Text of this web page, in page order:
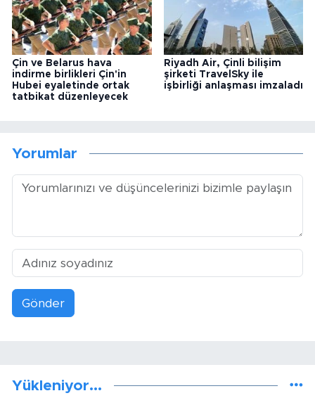
Çin ve Belarus hava
indirme birlikleri Çin'in
Hubei eyaletinde ortak
tatbikat düzenleyecek
Riyadh Air, Çinli bilişim
şirketi TravelSky ile
işbirliği anlaşması imzaladı
Yorumlar
Gönder
Yükleniyor...